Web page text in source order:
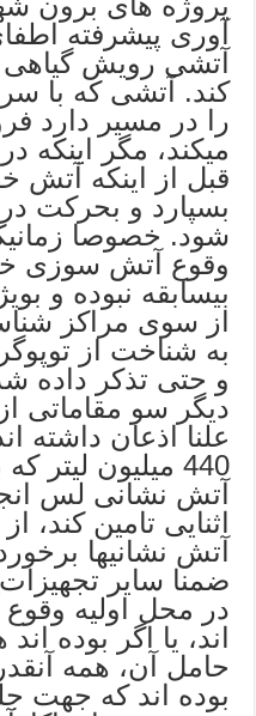
آوری پیشرفته
آتشی رویش
کند. آتشی که با
را در مسیر دارد
میکند، مگر اینکه
قبل از اینکه آتش
بسپارد و بحرکت
شود. خصوصا
وقوع آتش سوزی
بیسابقه نبوده و
از سوی مراکز
به شناخت از
و حتی تذکر داده
دیگر سو مقاماتی
علنا اذعان داشته
440 میلیون
آتش نشانی لس
اثنایی تامین کند،
آتش نشانیها
ضمنا سایر
در محل اولیه
اند، یا اگر بوده
حامل آن، همه
بوده اند که جهت